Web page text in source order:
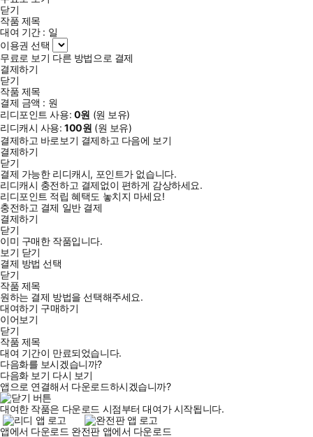
닫기
작품 제목
대여 기간 : 일
이용권 선택
무료로 보기 다른 방법으로 결제
결제하기
닫기
작품 제목
결제 금액 : 원
리디포인트 사용: 0원 (원 보유)
리디캐시 사용:100원 (원 보유)
결제하고 바로보기 결제하고 다음에 보기
결제하기
닫기
결제 가능한 리디캐시, 포인트가 없습니다.
리디캐시 충전하고 결제없이 편하게 감상하세요.
리디포인트 적립 혜택도 놓치지 마세요!
충전하고 결제 일반 결제
결제하기
닫기
이미 구매한 작품입니다.
보기 닫기
결제 방법 선택
닫기
작품 제목
원하는 결제 방법을 선택해주세요.
대여하기 구매하기
이어보기
닫기
작품 제목
대여 기간이 만료되었습니다.
다음화를 보시겠습니까?
다음화 보기 다시 보기
앱으로 연결해서 다운로드하시겠습니까?
대여한 작품은 다운로드 시점부터 대여가 시작됩니다.
앱에서 다운로드 완전판 앱에서 다운로드